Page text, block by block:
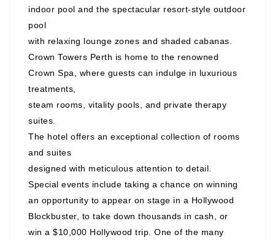
indoor pool and the spectacular resort-style outdoor
pool
with relaxing lounge zones and shaded cabanas.
Crown Towers Perth is home to the renowned
Crown Spa, where guests can indulge in luxurious
treatments,
steam rooms, vitality pools, and private therapy
suites.
The hotel offers an exceptional collection of rooms
and suites
designed with meticulous attention to detail.
Special events include taking a chance on winning
an opportunity to appear on stage in a Hollywood
Blockbuster, to take down thousands in cash, or
win a $10,000 Hollywood trip. One of the many